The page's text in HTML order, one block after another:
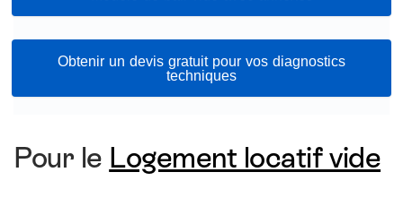
Obtenir un devis gratuit pour vos diagnostics
techniques
Pour le Logement locatif vide